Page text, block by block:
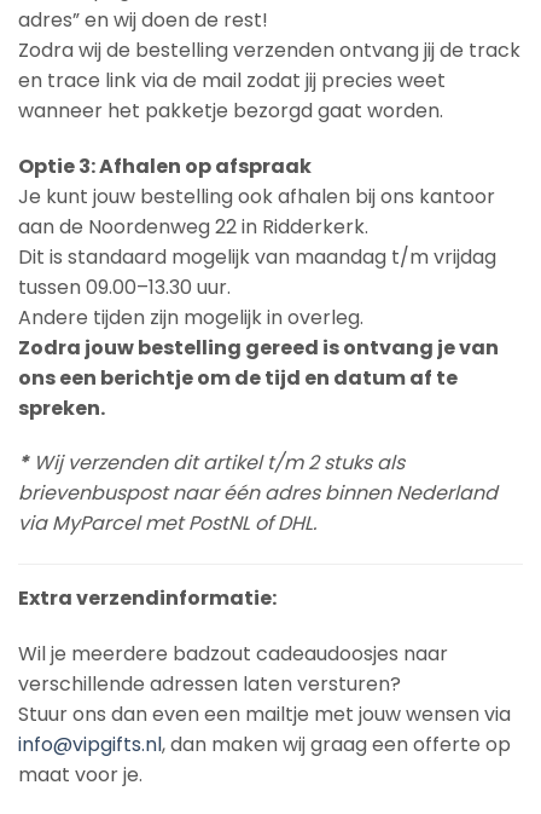
adres” en wij doen de rest!
Zodra wij de bestelling verzenden ontvang jij de track
en trace link via de mail zodat jij precies weet
wanneer het pakketje bezorgd gaat worden.
Optie 3: Afhalen op afspraak
Je kunt jouw bestelling ook afhalen bij ons kantoor
aan de Noordenweg 22 in Ridderkerk.
Dit is standaard mogelijk van maandag t/m vrijdag
tussen 09.00–13.30 uur.
Andere tijden zijn mogelijk in overleg.
Zodra jouw bestelling gereed is ontvang je van
ons een berichtje om de tijd en datum af te
spreken.
* Wij verzenden dit artikel t/m 2 stuks als
brievenbuspost naar één adres binnen Nederland
via MyParcel met PostNL of DHL.
Extra verzendinformatie:
Wil je meerdere badzout cadeaudoosjes naar
verschillende adressen laten versturen?
Stuur ons dan even een mailtje met jouw wensen via
info@vipgifts.nl, dan maken wij graag een offerte op
maat voor je.